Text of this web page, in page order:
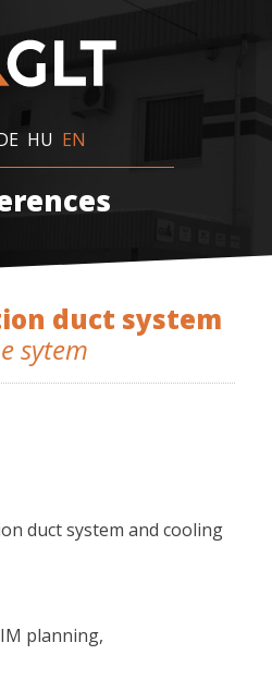
HU EN
duct system
sytem
duct system and cooling
planning,